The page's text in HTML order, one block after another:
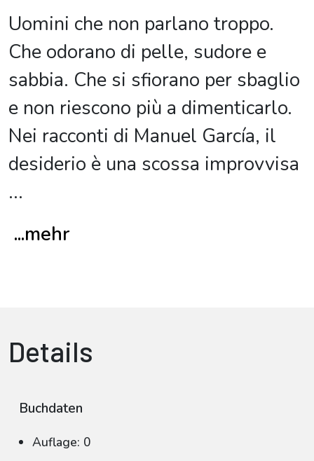
Uomini che non parlano troppo.
Che odorano di pelle, sudore e
sabbia. Che si sfiorano per sbaglio
e non riescono più a dimenticarlo.
Nei racconti di Manuel García, il
desiderio è una scossa improvvisa
...
...mehr
Details
Buchdaten
Auflage: 0